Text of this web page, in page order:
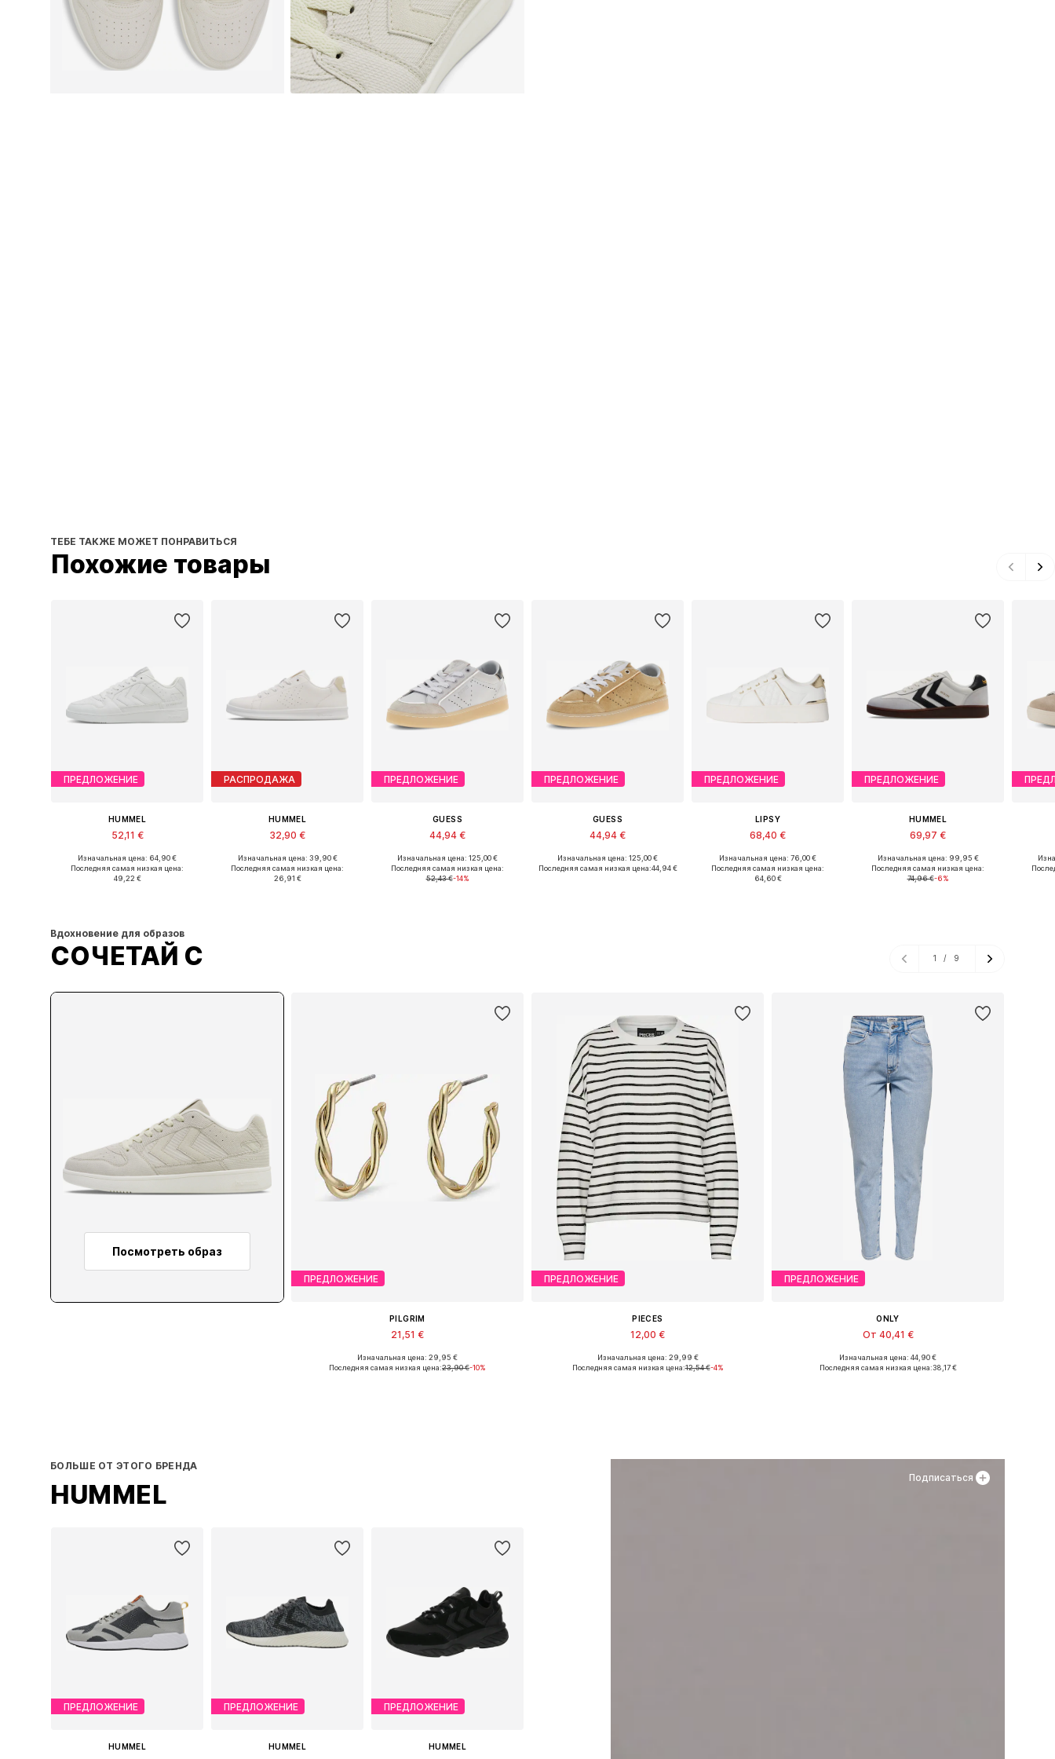
ТЕБЕ ТАКЖЕ МОЖЕТ ПОНРАВИТЬСЯ
Похожие товары
ПРЕДЛОЖЕНИЕ
HUMMEL
52,11 €
Доступно множество размеров
Добавить в корзину
Изначальная цена: 64,90 €
Последняя самая низкая цена:
49,22 €
РАСПРОДАЖА
HUMMEL
32,90 €
Доступно множество размеров
Добавить в корзину
Изначальная цена: 39,90 €
Последняя самая низкая цена:
26,91 €
ПРЕДЛОЖЕНИЕ
GUESS
44,94 €
Добавить в корзину
Изначальная цена: 125,00 €
Последняя самая низкая цена:
52,43 €-14%
ПРЕДЛОЖЕНИЕ
GUESS
44,94 €
Изначальная цена: 125,00 €
Последняя самая низкая цена:44,94 €
ПРЕДЛОЖЕНИЕ
LIPSY
68,40 €
Доступно множество размеров
Добавить в корзину
Изначальная цена: 76,00 €
Последняя самая низкая цена:
64,60 €
ПРЕДЛОЖЕНИЕ
HUMMEL
69,97 €
Доступно множество размеров
Добавить в корзину
Изначальная цена: 99,95 €
Последняя самая низкая цена:
74,96 €-6%
Вдохновение для образов
СОЧЕТАЙ С 1 / 9
Посмотреть образ
ПРЕДЛОЖЕНИЕ
PILGRIM
21,51 €
Доступные размеры: One Size
Изначальная цена: 29,95 €
Последняя самая низкая цена:23,90 €-10%
ПРЕДЛОЖЕНИЕ
PIECES
12,00 €
Доступные размеры: XS, S, M, L, XL
Изначальная цена: 29,99 €
Последняя самая низкая цена:12,54 €-4%
ПРЕДЛОЖЕНИЕ
ONLY
От 40,41 €
Доступно множество размеров
Изначальная цена: 44,90 €
Последняя самая низкая цена:38,17 €
Подписаться
БОЛЬШЕ ОТ ЭТОГО БРЕНДА
HUMMEL
ПРЕДЛОЖЕНИЕ
HUMMEL
ПРЕДЛОЖЕНИЕ
HUMMEL
ПРЕДЛОЖЕНИЕ
HUMMEL